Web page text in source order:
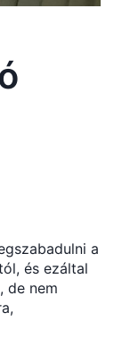
a
és ezáltal
de nem